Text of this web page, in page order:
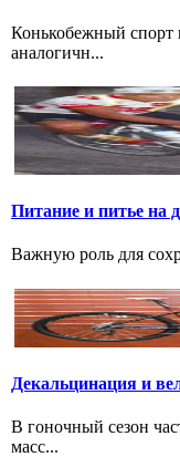
Конькобежный спорт
аналогичн...
Питание и питье на
Важную роль для
Декальцинация и
В гоночный сезон
масс...